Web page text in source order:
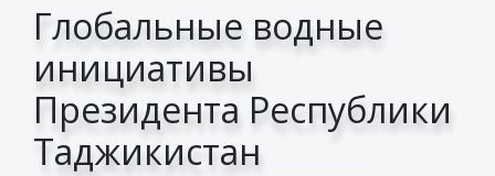
Глобальные водные
инициативы
Президента Республики
Таджикистан